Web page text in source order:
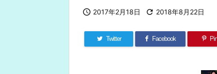
 2017年2月18日  2018年8月22日
Twitter Facebook